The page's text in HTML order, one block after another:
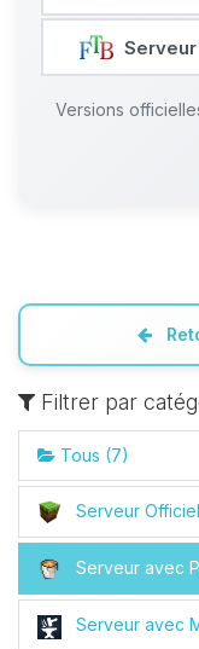
Versions
Filtrer par
Tous (7)
Serveur Officiel
Serveur avec
Serveur avec